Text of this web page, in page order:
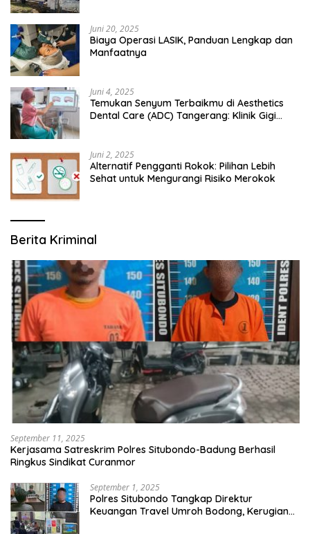
Juni 20, 2025
Biaya Operasi LASIK, Panduan Lengkap dan
Manfaatnya
Juni 4, 2025
Temukan Senyum Terbaikmu di Aesthetics
Dental Care (ADC) Tangerang: Klinik Gigi
Juni 2, 2025
Alternatif Pengganti Rokok: Pilihan Lebih
Sehat untuk Mengurangi Risiko Merokok
Berita Kriminal
September 11, 2025
Kerjasama Satreskrim Polres Situbondo-Badung Berhasil
Ringkus Sindikat Curanmor
September 1, 2025
Polres Situbondo Tangkap Direktur
Keuangan Travel Umroh Bodong, Kerugian